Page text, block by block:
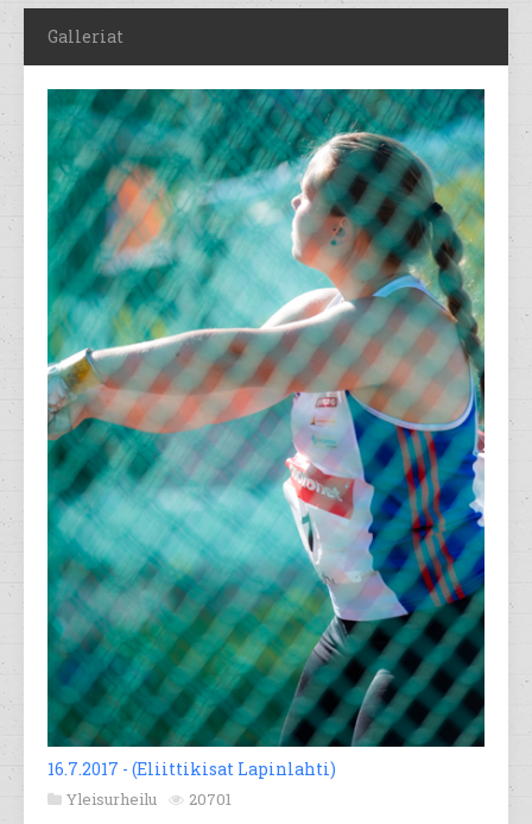
Galleriat
16.7.2017 - (Eliittikisat Lapinlahti)
Yleisurheilu 20701